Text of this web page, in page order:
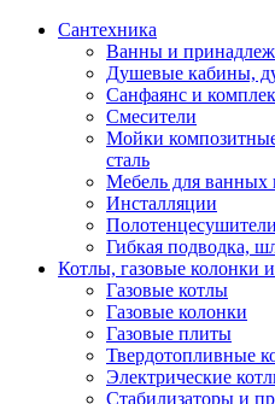
Сантехника
Ванны и
Душевые кабины,
Санфаянс и
Смесители
Мойки
сталь
Мебель для ванных
Инсталляции
Полотенцесушители
Гибкая подводка,
Котлы, газовые колонки
Газовые котлы
Газовые колонки
Газовые плиты
Твердотопливные
Электрические
Стабилизаторы и